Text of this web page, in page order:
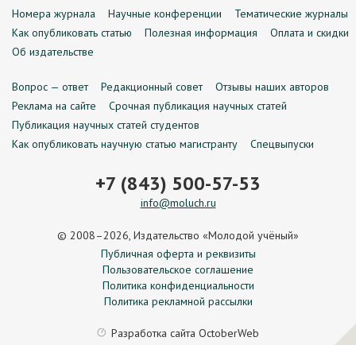
Номера журнала Научные конференции
Тематические журналы
Как опубликовать статью
Полезная информация
Оплата и скидки
Об издательстве
Вопрос — ответ Редакционный совет
Отзывы наших авторов
Реклама на сайте
Срочная публикация научных статей
Публикация научных статей студентов
Как опубликовать научную статью магистранту
Спецвыпуски
+7 (843) 500-57-53
info@moluch.ru
© 2008–2026, Издательство «Молодой учёный»
Публичная оферта и реквизиты
Пользовательское соглашение
Политика конфиденциальности
Политика рекламной рассылки
Разработка сайта OctoberWeb